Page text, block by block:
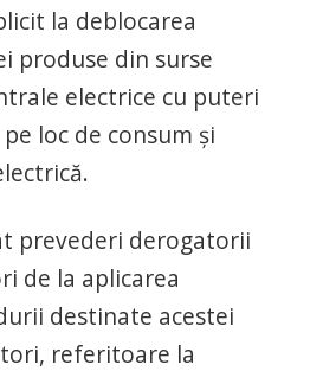
la deblocarea
produse din surse
electrice cu puteri
loc de consum şi
prevederi derogatorii
de la aplicarea
destinate acestei
referitoare la